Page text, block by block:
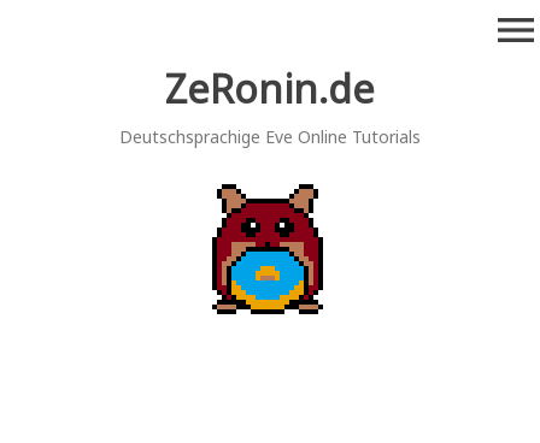
ZeRonin.de
Deutschsprachige Eve Online Tutorials
menu